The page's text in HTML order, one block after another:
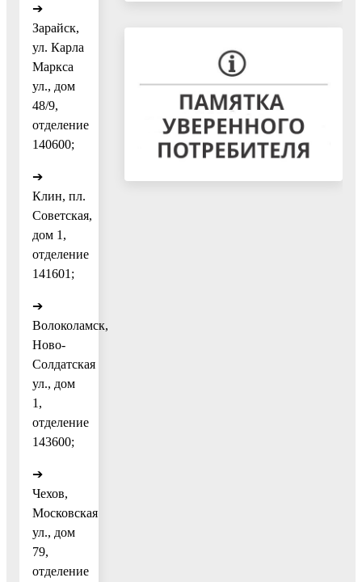
➔
Зарайск,
ул. Карла
Маркса
ул., дом
48/9,
отделение
140600;
➔
Клин, пл.
Советская,
дом 1,
отделение
141601;
➔
Волоколамск,
Ново-
Солдатская
ул., дом
1,
отделение
143600;
➔
Чехов,
Московская
ул., дом
79,
отделение